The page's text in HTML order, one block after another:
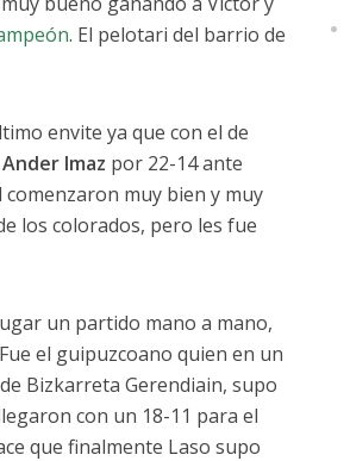
. El pelotari del barrio de
envite ya que con el de
Imaz por 22-14 ante
comenzaron muy bien y muy
los colorados, pero les fue
un partido mano a mano,
el guipuzcoano quien en un
Bizkarreta Gerendiain, supo
con un 18-11 para el
que finalmente Laso supo